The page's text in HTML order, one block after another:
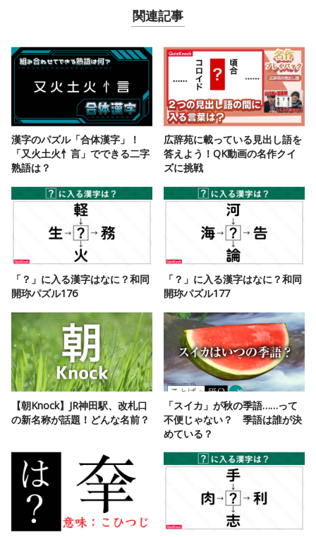
関連記事
漢字のパズル「合体漢字」！
「又火土火忄言」でできる二字
熟語は？
広辞苑に載っている見出し語を
答えよう！QK動画の名作クイ
ズに挑戦
「？」に入る漢字はなに？和同
開珎パズル176
「？」に入る漢字はなに？和同
開珎パズル177
【朝Knock】JR神田駅、改札口
の新名称が話題！どんな名前？
「スイカ」が秋の季語……って
不便じゃない？ 季語は誰が決
めている？